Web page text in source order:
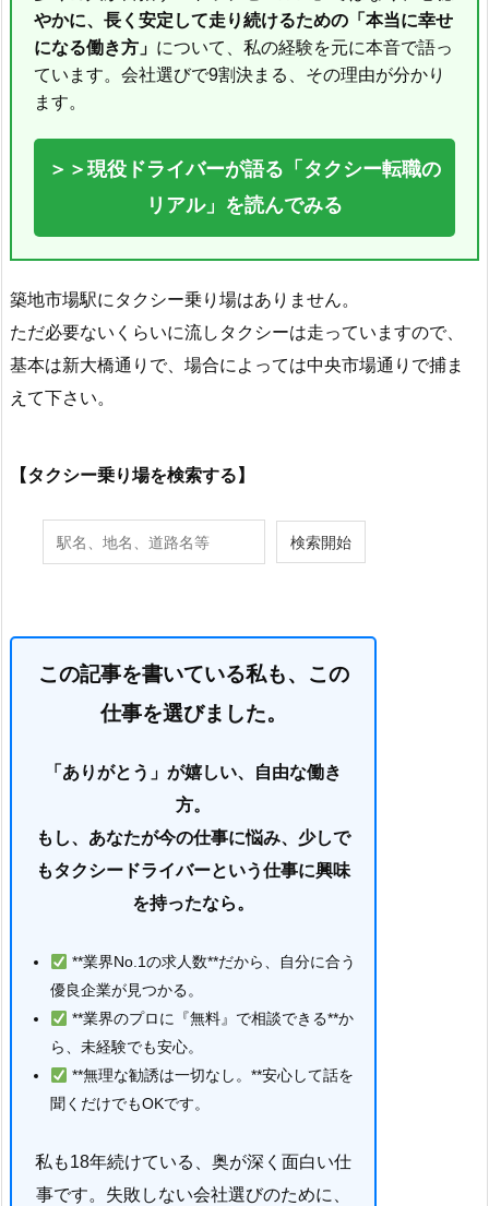
やかに、長く安定して走り続けるための「本当に幸せ
になる働き方」 について、私の経験を元に本音で語っ
ています。会社選びで9割決まる、その理由が分かり
ます。
＞＞現役ドライバーが語る「タクシー転職の
リアル」を読んでみる
築地市場駅にタクシー乗り場はありません。
ただ必要ないくらいに流しタクシーは走っていますので、
基本は新大橋通りで、場合によっては中央市場通りで捕ま
えて下さい。
【タクシー乗り場を検索する】
この記事を書いている私も、この
仕事を選びました。
「ありがとう」が嬉しい、自由な働き
方。
もし、あなたが今の仕事に悩み、少しで
もタクシードライバーという仕事に興味
を持ったなら。
**業界No.1の求人数**だから、自分に合う
優良企業が見つかる。
**業界のプロに『無料』で相談できる**か
ら、未経験でも安心。
**無理な勧誘は一切なし。**安心して話を
聞くだけでもOKです。
私も18年続けている、奥が深く面白い仕
事です。失敗しない会社選びのために、